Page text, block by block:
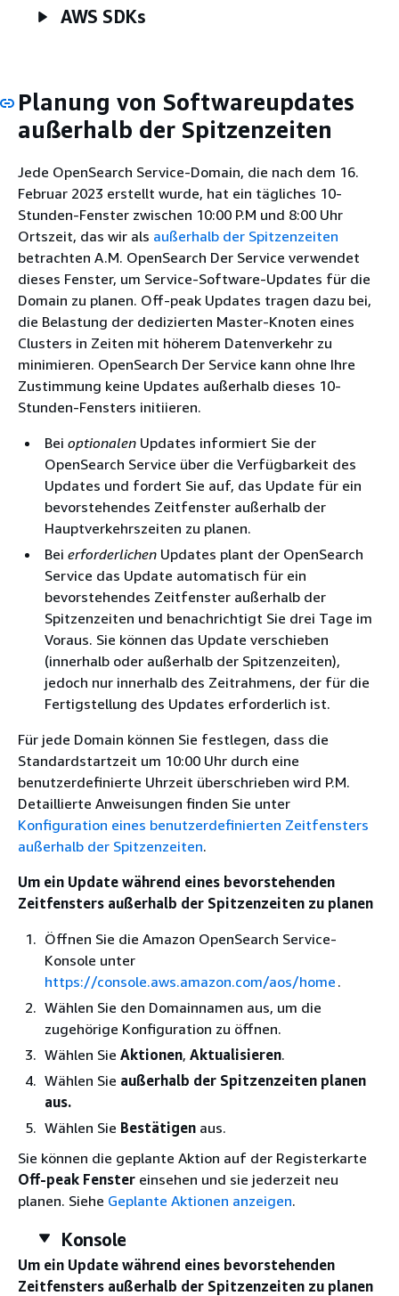
AWS SDKs
Planung von Softwareupdates
außerhalb der Spitzenzeiten
Jede OpenSearch Service-Domain, die nach dem 16.
Februar 2023 erstellt wurde, hat ein tägliches 10-
Stunden-Fenster zwischen 10:00 P.M und 8:00 Uhr
Ortszeit, das wir als außerhalb der Spitzenzeiten
betrachten A.M. OpenSearch Der Service verwendet
dieses Fenster, um Service-Software-Updates für die
Domain zu planen. Off-peak Updates tragen dazu bei,
die Belastung der dedizierten Master-Knoten eines
Clusters in Zeiten mit höherem Datenverkehr zu
minimieren. OpenSearch Der Service kann ohne Ihre
Zustimmung keine Updates außerhalb dieses 10-
Stunden-Fensters initiieren.
Bei optionalen Updates informiert Sie der
OpenSearch Service über die Verfügbarkeit des
Updates und fordert Sie auf, das Update für ein
bevorstehendes Zeitfenster außerhalb der
Hauptverkehrszeiten zu planen.
Bei erforderlichen Updates plant der OpenSearch
Service das Update automatisch für ein
bevorstehendes Zeitfenster außerhalb der
Spitzenzeiten und benachrichtigt Sie drei Tage im
Voraus. Sie können das Update verschieben
(innerhalb oder außerhalb der Spitzenzeiten),
jedoch nur innerhalb des Zeitrahmens, der für die
Fertigstellung des Updates erforderlich ist.
Für jede Domain können Sie festlegen, dass die
Standardstartzeit um 10:00 Uhr durch eine
benutzerdefinierte Uhrzeit überschrieben wird P.M.
Detaillierte Anweisungen finden Sie unter
Konfiguration eines benutzerdefinierten Zeitfensters
außerhalb der Spitzenzeiten.
Um ein Update während eines bevorstehenden
Zeitfensters außerhalb der Spitzenzeiten zu planen
Öffnen Sie die Amazon OpenSearch Service-
Konsole unter
https://console.aws.amazon.com/aos/home .
Wählen Sie den Domainnamen aus, um die
zugehörige Konfiguration zu öffnen.
Wählen Sie Aktionen, Aktualisieren.
Wählen Sie außerhalb der Spitzenzeiten planen
aus.
Wählen Sie Bestätigen aus.
Sie können die geplante Aktion auf der Registerkarte
Off-peak Fenster einsehen und sie jederzeit neu
planen. Siehe Geplante Aktionen anzeigen.
Konsole
Um ein Update während eines bevorstehenden
Zeitfensters außerhalb der Spitzenzeiten zu planen